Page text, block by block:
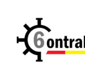
contenido